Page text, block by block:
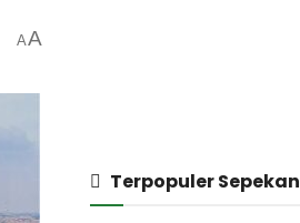
AA
Terpopuler Sepekan